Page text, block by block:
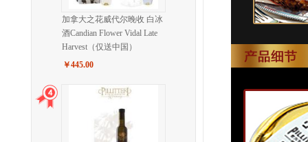
加拿大之花威代尔晚收 白冰
酒Candian Flower Vidal Late
Harvest（仅送中国）
￥445.00